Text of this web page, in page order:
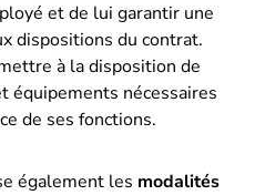
et de lui garantir une
dispositions du contrat.
à la disposition de
équipements nécessaires
de ses fonctions.
également les modalités